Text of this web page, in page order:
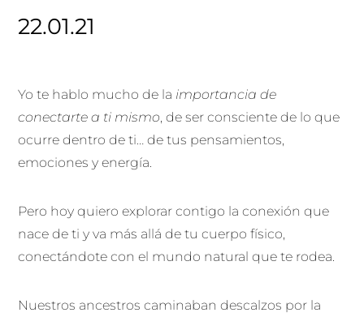
22.01.21
Yo te hablo mucho de la importancia de
conectarte a ti mismo, de ser consciente de lo que
ocurre dentro de ti… de tus pensamientos,
emociones y energía.
Pero hoy quiero explorar contigo la conexión que
nace de ti y va más allá de tu cuerpo físico,
conectándote con el mundo natural que te rodea.
Nuestros ancestros caminaban descalzos por la